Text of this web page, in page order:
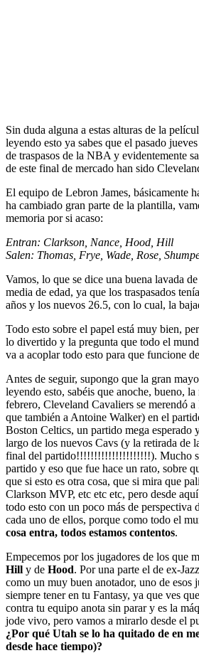
Sin duda alguna a estas alturas de la
leyendo esto ya sabes que el pasado
de traspasos de la NBA y evidentemente
de este final de mercado han sido
El equipo de Lebron James, básicamente
ha cambiado gran parte de la plantilla,
memoria por si acaso:
Entran: Clarkson, Nance, Hood, Hill
Salen: Thomas, Frye, Wade, Rose,
Vamos, lo que se dice una buena lavada
media de edad, ya que los traspasados
años y los nuevos 26.5, con lo cual, la
Todo esto sobre el papel está muy bien,
lo divertido y la pregunta que todo el
va a acoplar todo esto para que funcione
Antes de seguir, supongo que la gran
leyendo esto, sabéis que anoche, bueno,
febrero, Cleveland Cavaliers se merendó
que también a Antoine Walker) en el
Boston Celtics, un partido mega esperado
largo de los nuevos Cavs (y la retirada de
final del partido!!!!!!!!!!!!!!!!!!!!!). Mucho
partido y eso que fue hace un rato, sobre
que si esto es otra cosa, que si mira que
Clarkson MVP, etc etc etc, pero desde
todo esto con un poco más de perspectiva
cada uno de ellos, porque como todo el
cosa entra, todos estamos contentos.
Empecemos por los jugadores de los que
Hill y de Hood. Por una parte el de ex-
como un muy buen anotador, uno de esos
siempre tener en tu Fantasy, ya que ves
contra tu equipo anota sin parar y es la
jode vivo, pero vamos a mirarlo desde el
¿Por qué Utah se lo ha quitado de en
desde hace tiempo)?